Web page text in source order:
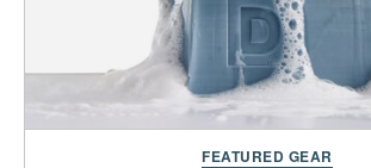
FEATURED GEAR